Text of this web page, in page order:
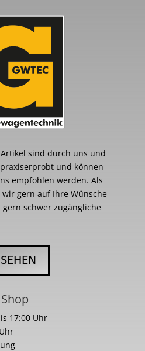
sind durch uns und
und können
empfohlen werden. Als
gern auf Ihre Wünsche
schwer zugängliche
17:00 Uhr